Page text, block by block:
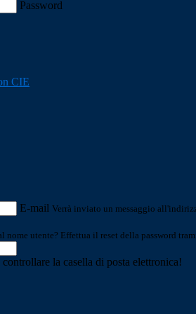
Password
CIE
E-mail Verrà inviato un messaggio
nome utente? Effettua il reset della password
la casella di posta elettronica!